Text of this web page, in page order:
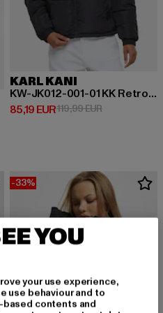
99,99 EUR
KARL KANI
KW-JK012-001-01 KK Retro Essential Puffer Jacket
85,19 EUR
Derzeitiger Preis: 85,19 EUR
119,99 EURAktionspreis:
-33%
YOU
your use experience,
use behaviour and to
contents and